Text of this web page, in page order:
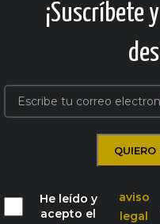
¡Suscríbete
He leído y
acepto el
aviso
legal